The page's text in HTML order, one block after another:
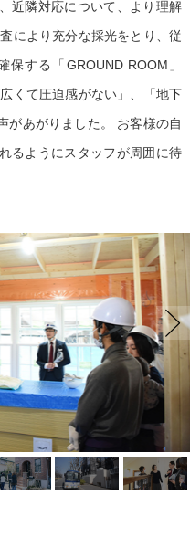
近隣対応について、より理解
により充分な採光をとり、従
する「GROUND ROOM」
くて圧迫感がない」、「地下
があがりました。 お客様の自
るようにスタッフが周囲に待